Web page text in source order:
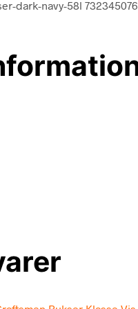
dark-navy-58l